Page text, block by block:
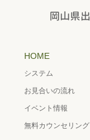
HOME
システム
お見合いの流れ
イベント情報
無料カウンセリング